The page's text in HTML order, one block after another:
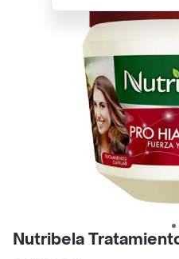
Nutribela